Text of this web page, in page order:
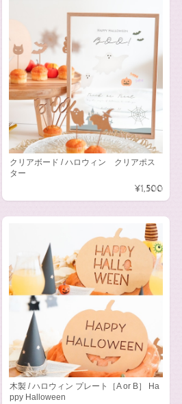
クリアボード / ハロウィン クリアポス
ター
¥1,500
木製 / ハロウィン プレート［A or B］ Ha
ppy Halloween